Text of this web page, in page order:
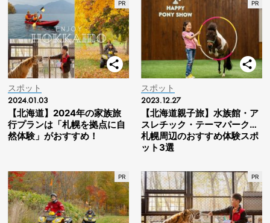
スポット
2024.01.03
【北海道】2024年の家族旅
行プランは「札幌を拠点に自
然体験」がおすすめ！
スポット
2023.12.27
【北海道親子旅】水族館・ア
スレチック・テーマパーク…
札幌周辺のおすすめ体験スポ
ット3選